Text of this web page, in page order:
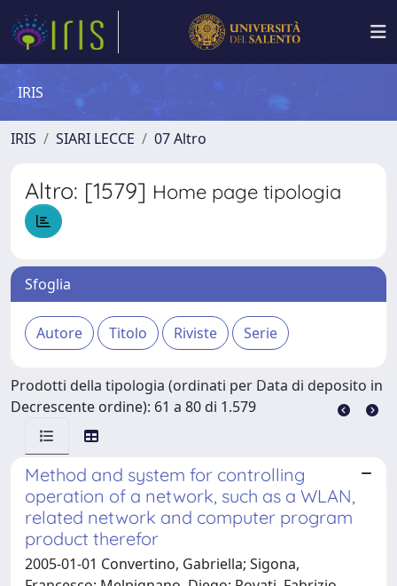
IRIS
IRIS SIARI LECCE 07 Altro
Altro: [1579] Home page tipologia
Sfoglia
Prodotti della tipologia (ordinati per Data di deposito in
Decrescente ordine): 61 a 80 di 1.579
Method and system for controlling
operation of a network, such as a WLAN,
related network and computer program
product therefor
2005-01-01 Convertino, Gabriella; Sigona,